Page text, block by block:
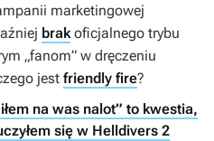
marketingowej
brakoficjalnego trybu
„fanom” w dręczeniu
jest friendly fire?
na was nalot” to kwestia,
się w Helldivers 2